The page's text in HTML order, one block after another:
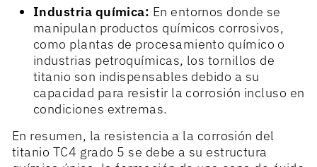
Industria química: En entornos donde se
manipulan productos químicos corrosivos,
como plantas de procesamiento químico o
industrias petroquímicas, los tornillos de
titanio son indispensables debido a su
capacidad para resistir la corrosión incluso en
condiciones extremas.
En resumen, la resistencia a la corrosión del
titanio TC4 grado 5 se debe a su estructura